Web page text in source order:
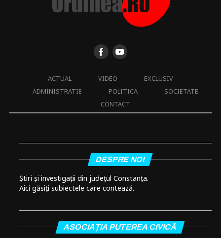
ACTUAL VIDEO
EXCLUSIV
ADMINISTRATIE
POLITICA
SOCIETATE
CONTACT
DESPRE NOI
Știri și investigații din județul Constanța.
Aici găsiți subiectele care contează.
ASOCIAȚIA PUTEREA CIVICĂ